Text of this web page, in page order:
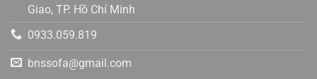
Giao, TP. Hồ Chí Minh
0933.059.819
bnssofa@gmail.com